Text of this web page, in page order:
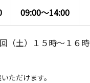
09:00〜14:00
（土）１５時～１６時
ただけます。